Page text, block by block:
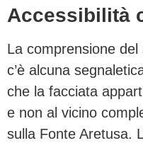
Accessibilità
La comprensione
c’è alcuna
che la facciata
e non al vicino
sulla Fonte Aretusa.